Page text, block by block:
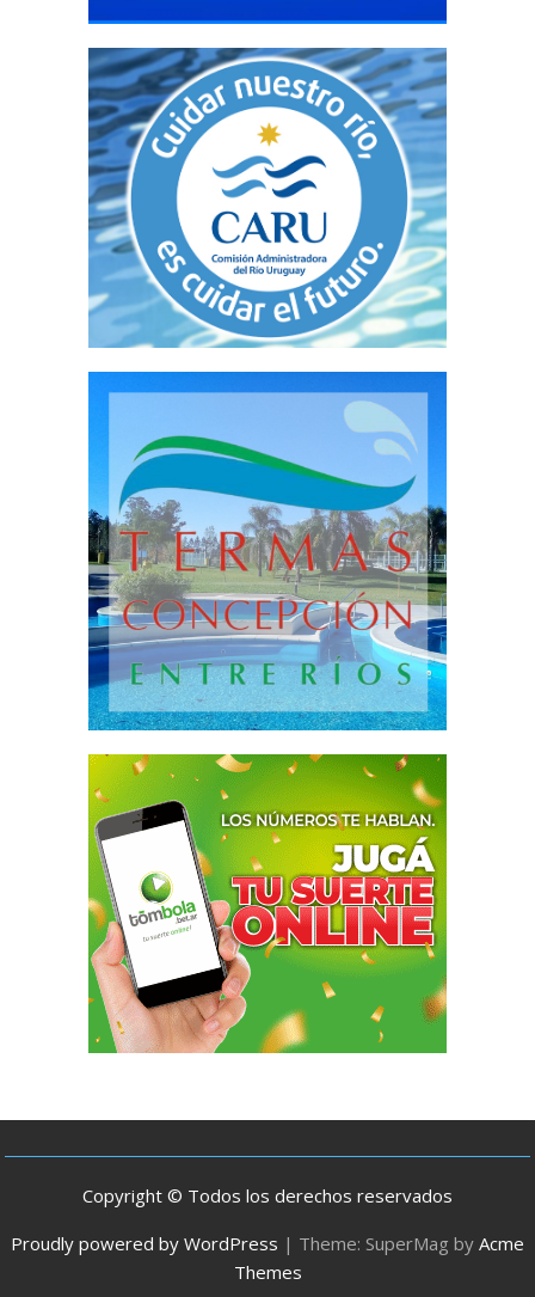
Copyright © Todos los derechos reservados
Proudly powered by WordPress | Theme: SuperMag by Acme
Themes